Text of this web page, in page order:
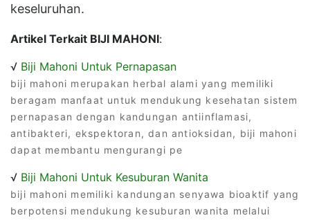
keseluruhan.
Artikel Terkait BIJI MAHONI:
√ Biji Mahoni Untuk Pernapasan
biji mahoni merupakan herbal alami yang memiliki
beragam manfaat untuk mendukung kesehatan sistem
pernapasan dengan kandungan antiinflamasi,
antibakteri, ekspektoran, dan antioksidan, biji mahoni
dapat membantu mengurangi pe
√ Biji Mahoni Untuk Kesuburan Wanita
biji mahoni memiliki kandungan senyawa bioaktif yang
berpotensi mendukung kesuburan wanita melalui